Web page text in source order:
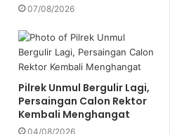
07/08/2026
Pilrek Unmul Bergulir Lagi,
Persaingan Calon Rektor
Kembali Menghangat
04/08/2026